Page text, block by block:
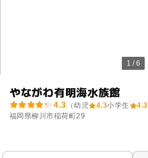
1 / 6
やながわ有明海水族館
4.3 （幼児 4.3小学生 4.3
福岡県柳川市稲荷町29